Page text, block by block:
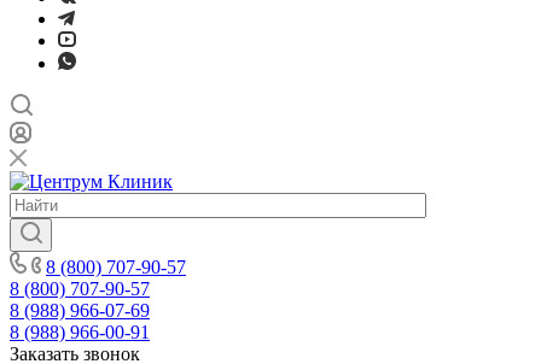
8 (800) 707-90-57
8 (800) 707-90-57
8 (988) 966-07-69
8 (988) 966-00-91
Заказать звонок